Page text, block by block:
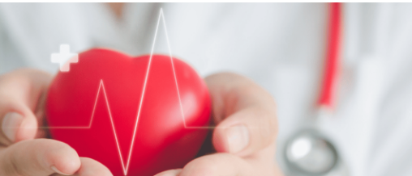
Fundación Privada Imhotep
Preguntas frecuentes